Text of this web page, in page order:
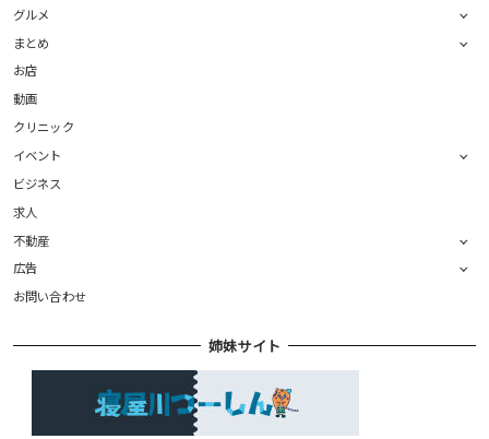
グルメ
まとめ
お店
動画
クリニック
イベント
ビジネス
求人
不動産
広告
お問い合わせ
姉妹サイト